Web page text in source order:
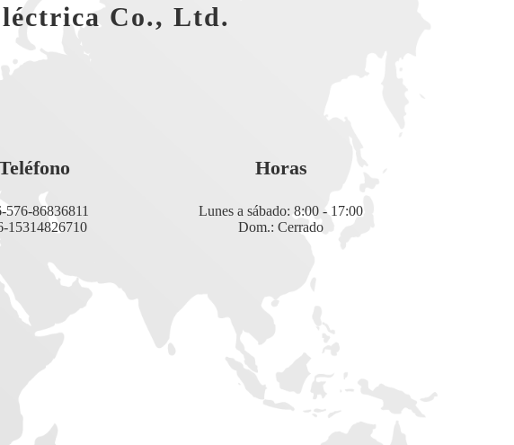
Co., Ltd.
576-86836811
15314826710
Horas
Lunes a sábado: 8:00 - 17:00
Dom.: Cerrado